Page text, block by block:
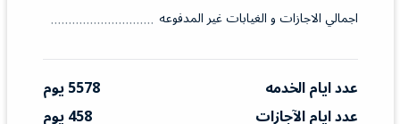
اجمالي الاجازات و الغيابات غير المدفوعه
عدد ايام الخدمه
5578 يوم
عدد ايام الآجازات
458 يوم